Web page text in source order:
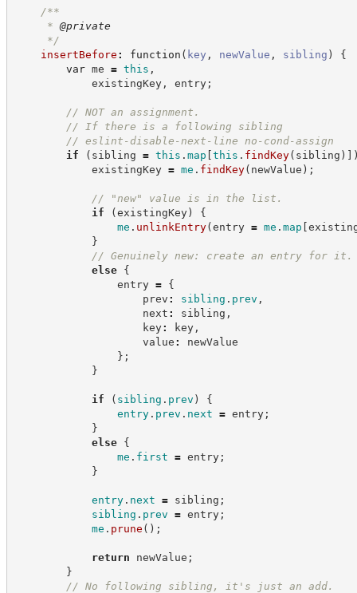
/**
* @private
*/
insertBefore : function ( key , newValue , sibling )
{
var me = this ,
existingKey, entry;
// NOT an assignment.
// If there is a following sibling
// eslint-disable-next-line no-cond-assign
if
( sibling = this . map [this . findKey( sibling ) ]
existingKey = me . findKey( newValue ) ;
// "new" value is in the list.
if
(existingKey)
{
me . unlinkEntry(entry = me . map [
}
// Genuinely new: create an entry for it.
else
{
entry =
{
prev : sibling . prev ,
next : sibling ,
key: key,
value :
newValue
} ;
}
if ( sibling . prev )
{
entry. prev . next = entry;
}
else
{
me . first = entry;
}
entry. next = sibling ;
sibling . prev = entry;
me . prune ( ) ;
return newValue ;
}
// No following sibling, it's just an add.